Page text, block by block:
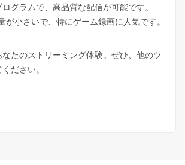
グラムで、高品質な配信が可能です。
が小さいで、特にゲーム録画に人気です。
たのストリーミング体験。ぜひ、他のツ
ださい。